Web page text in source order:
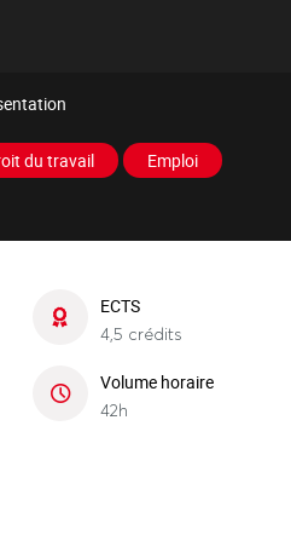
du travail Emploi
ECTS
4,5 crédits
Volume horaire
42h